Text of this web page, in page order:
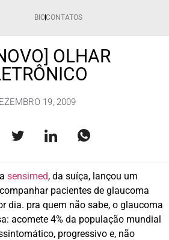
BIOCONTATOS
OLHAR
19, 2009
a sensimed, da suíça, lançou um
pacientes de glaucoma
dia. pra quem não sabe, o glaucoma
acomete 4% da população mundial
progressivo e, não